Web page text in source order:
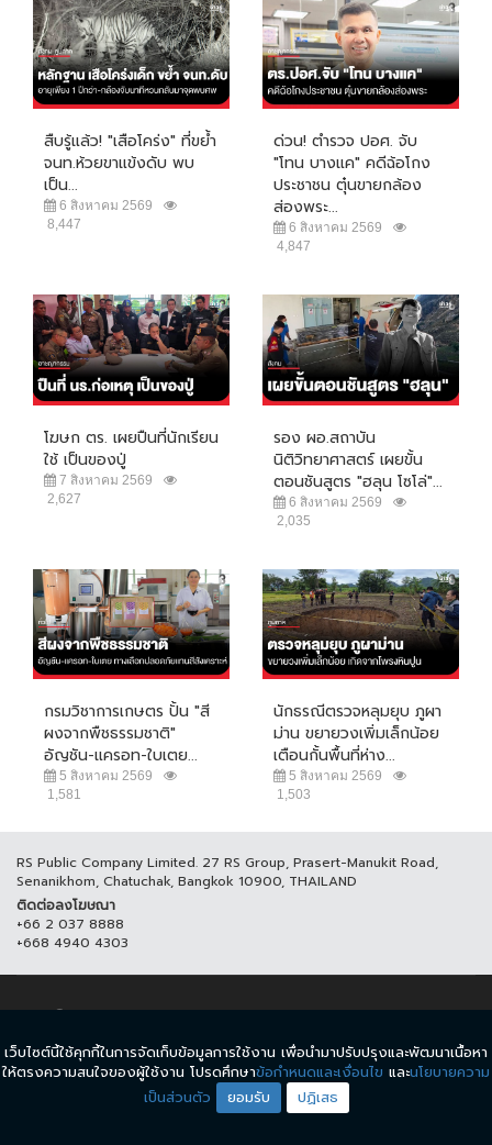
สืบรู้แล้ว! "เสือโคร่ง" ที่ขย้ำ
จนท.ห้วยขาแข้งดับ พบ
เป็น...
6 สิงหาคม 2569
8,447
ด่วน! ตำรวจ ปอศ. จับ
"โทน บางแค" คดีฉ้อโกง
ประชาชน ตุ๋นขายกล้อง
ส่องพระ...
6 สิงหาคม 2569
4,847
โฆษก ตร. เผยปืนที่นักเรียน
ใช้ เป็นของปู่
7 สิงหาคม 2569
2,627
รอง ผอ.สถาบัน
นิติวิทยาศาสตร์ เผยขั้น
ตอนชันสูตร "ฮลุน โซโล่"...
6 สิงหาคม 2569
2,035
กรมวิชาการเกษตร ปั้น "สี
ผงจากพืชธรรมชาติ"
อัญชัน-แครอท-ใบเตย...
5 สิงหาคม 2569
1,581
นักธรณีตรวจหลุมยุบ ภูผา
ม่าน ขยายวงเพิ่มเล็กน้อย
เตือนกั้นพื้นที่ห่าง...
5 สิงหาคม 2569
1,503
RS Public Company Limited. 27 RS Group, Prasert-Manukit Road,
Senanikhom, Chatuchak, Bangkok 10900, THAILAND
ติดต่อลงโฆษณา
+66 2 037 8888
+668 4940 4303
© COPYRIGHT 2017 THAICH8.COM, ALL RIGHT RESERVED.
ข้อกำหนดและเงื่อนไข นโยบายความเป็นส่วนตัว
เว็บไซต์นี้ใช้คุกกี้ในการจัดเก็บข้อมูลการใช้งาน เพื่อนำมาปรับปรุงและพัฒนาเนื้อหา
ให้ตรงความสนใจของผู้ใช้งาน โปรดศึกษาข้อกำหนดและเงื่อนไข และนโยบายความ
เป็นส่วนตัว
ยอมรับ ปฏิเสธ